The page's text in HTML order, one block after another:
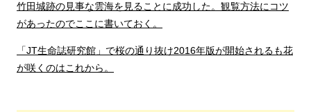
竹田城跡の見事な雲海を見ることに成功した。観覧方法にコツ
があったのでここに書いておく。
「JT生命誌研究館」で桜の通り抜け2016年版が開始されるも花
が咲くのはこれから。